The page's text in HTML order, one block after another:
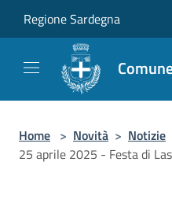
Regione Sardegna
Home > Novità > Notizie
25 aprile 2025 - Festa di